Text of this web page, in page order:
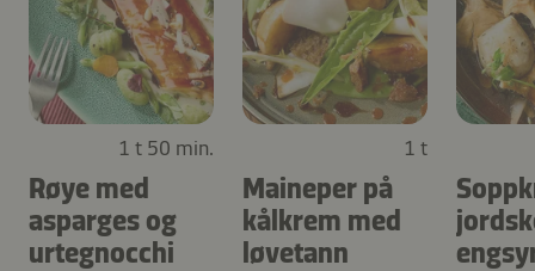
1 t 50 min.
Røye med
asparges og
urtegnocchi
1 t
Maineper på
kålkrem med
løvetann